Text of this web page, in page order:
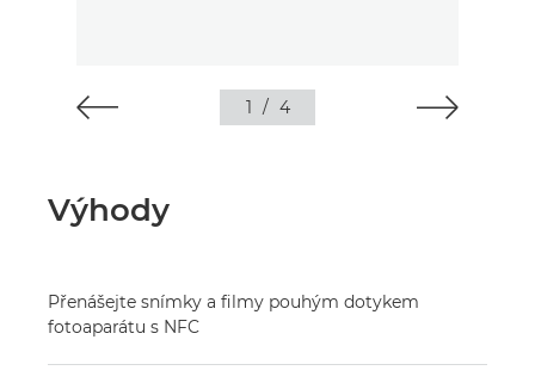
1 / 4
Výhody
Přenášejte snímky a filmy pouhým dotykem
fotoaparátu s NFC